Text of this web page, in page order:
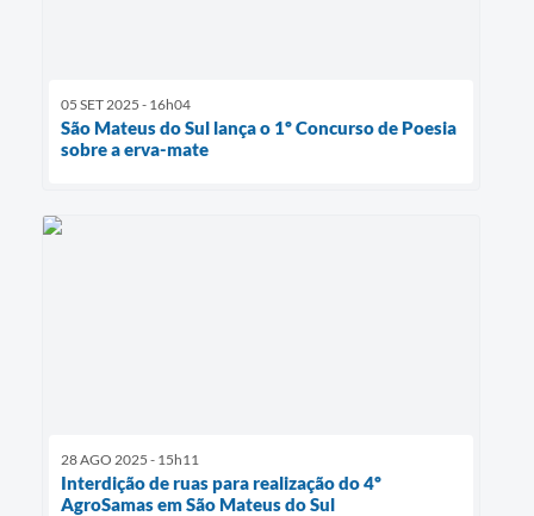
05 SET 2025 - 16h04
São Mateus do Sul lança o 1º Concurso de Poesia
sobre a erva-mate
28 AGO 2025 - 15h11
Interdição de ruas para realização do 4º
AgroSamas em São Mateus do Sul